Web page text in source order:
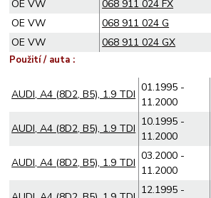
OE VW
068 911 024 FX
OE VW
068 911 024 G
OE VW
068 911 024 GX
Použití / auta :
AUDI, A4 (8D2, B5), 1.9 TDI
01.1995 -
11.2000
AUDI, A4 (8D2, B5), 1.9 TDI
10.1995 -
11.2000
AUDI, A4 (8D2, B5), 1.9 TDI
03.2000 -
11.2000
12.1995 -